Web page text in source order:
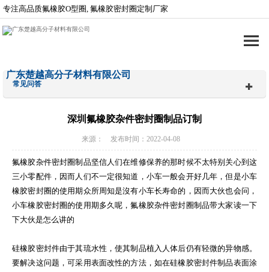
专注高品质氟橡胶O型圈, 氟橡胶密封圈定制厂家
广东楚越高分子材料有限公司
常见问答
深圳氟橡胶杂件密封圈制品订制
来源： 发布时间：2022-04-08
氟橡胶杂件密封圈制品坚信人们在维修保养的那时候不太特别关心到这
三小零配件，因而人们不一定很知道，小车一般会开好几年，但是小车
橡胶密封圈的使用期众所周知是沒有小车长寿命的，因而大伙也会问，
小车橡胶密封圈的使用期多久呢，氟橡胶杂件密封圈制品带大家读一下
下大伙是怎么讲的
硅橡胶密封件由于其琉水性，使其制品植入人体后仍有轻微的异物感。
要解决这问题，可采用表面改性的方法，如在硅橡胶密封件制品表面涂